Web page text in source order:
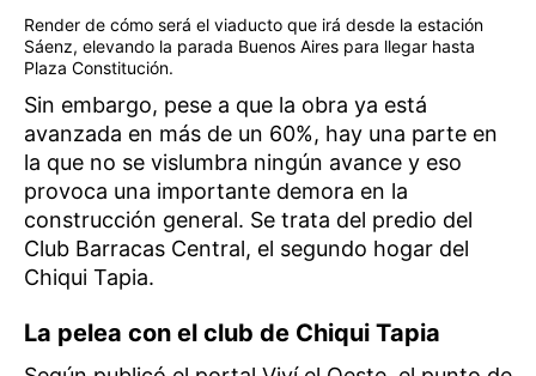
Render de cómo será el viaducto que irá desde la estación
Sáenz, elevando la parada Buenos Aires para llegar hasta
Plaza Constitución.
Sin embargo, pese a que la obra ya está
avanzada en más de un 60%, hay una parte en
la que no se vislumbra ningún avance y eso
provoca una importante demora en la
construcción general. Se trata del predio del
Club Barracas Central, el segundo hogar del
Chiqui Tapia.
La pelea con el club de Chiqui Tapia